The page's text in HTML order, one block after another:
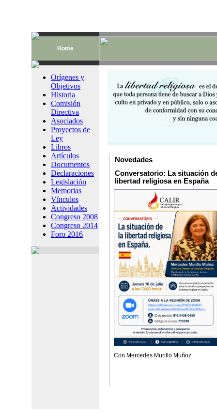
Home
Orígenes y
Objetivos
Historia
Comisión
Directiva
Asociados
Proyectos de
Ley
Libros
Artículos
Documentos
Declaraciones
Legislación
Memorias
Vínculos
Actividades
Congreso 2008
Congreso 2014
Foro 2016
Novedades
Conversatorio: La situación
libertad religiosa en España
Con Mercedes Murillo Muñoz.